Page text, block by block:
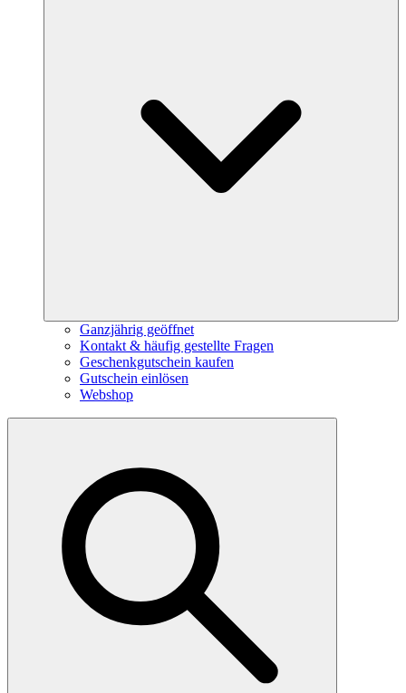
Ganzjährig geöffnet
Kontakt & häufig gestellte Fragen
Geschenkgutschein kaufen
Gutschein einlösen
Webshop